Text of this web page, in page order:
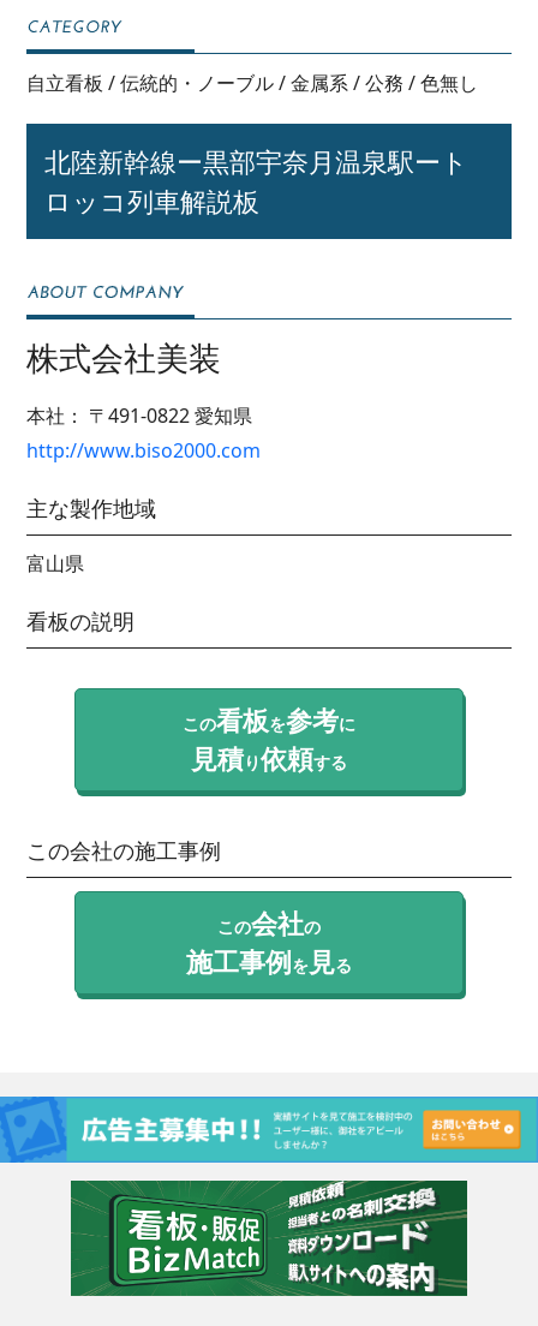
自立看板 /伝統的・ノーブル/金属系/公務 /色無し
北陸新幹線ー黒部宇奈月温泉駅ート
ロッコ列車解説板
株式会社美装
本社： 〒491-0822愛知県
http://www.biso2000.com
主な製作地域
富山県
看板の説明
この看板を参考に
見積り依頼する
この会社の施工事例
この会社の
施工事例を 見る